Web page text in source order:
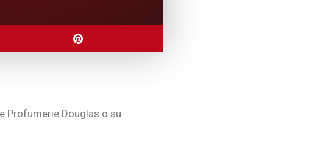
Profumerie Douglas o su